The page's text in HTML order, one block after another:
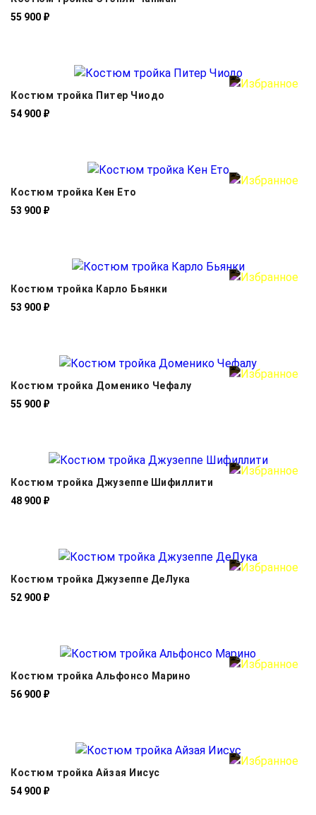
55 900 ₽
Костюм тройка Питер Чиодо
54 900 ₽
Костюм тройка Кен Ето
53 900 ₽
Костюм тройка Карло Бьянки
53 900 ₽
Костюм тройка Доменико Чефалу
55 900 ₽
Костюм тройка Джузеппе Шифиллити
48 900 ₽
Костюм тройка Джузеппе ДеЛука
52 900 ₽
Костюм тройка Альфонсо Марино
56 900 ₽
Костюм тройка Айзая Иисус
54 900 ₽